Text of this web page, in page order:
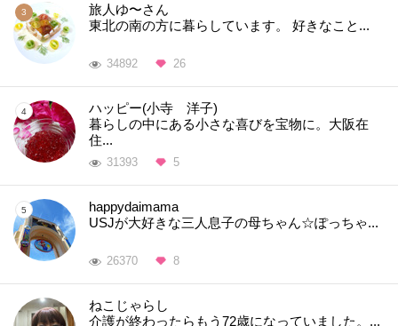
旅人ゆ〜さん
東北の南の方に暮らしています。 好きなこと...
34892 26
ハッピー(小寺 洋子)
暮らしの中にある小さな喜びを宝物に。大阪在
住...
31393 5
happydaimama
USJが大好きな三人息子の母ちゃん☆ぽっちゃ...
26370 8
ねこじゃらし
介護が終わったらもう72歳になっていました。...